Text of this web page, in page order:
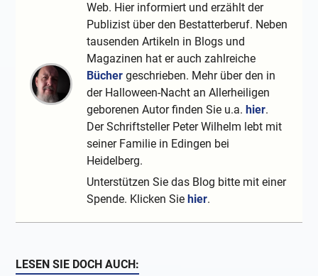
Web. Hier informiert und erzählt der
Publizist über den Bestatterberuf. Neben
tausenden Artikeln in Blogs und
Magazinen hat er auch zahlreiche
Bücher geschrieben. Mehr über den in
der Halloween-Nacht an Allerheiligen
geborenen Autor finden Sie u.a. hier.
Der Schriftsteller Peter Wilhelm lebt mit
seiner Familie in Edingen bei
Heidelberg.
Unterstützen Sie das Blog bitte mit einer
Spende. Klicken Sie hier.
LESEN SIE DOCH AUCH: